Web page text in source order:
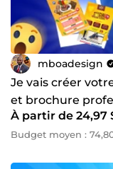
mboadesign
Je vais créer
et brochure
À partir de 24,97
Budget moyen :